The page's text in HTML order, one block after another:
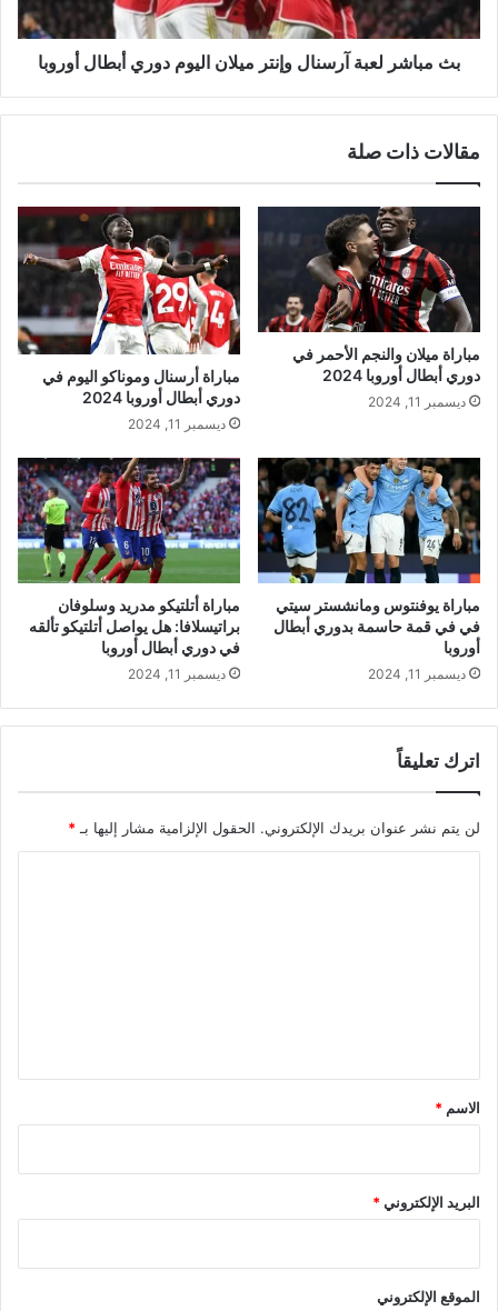
دوري
أبطال
أوروبابث مباشر لعبة آرسنال وإنتر ميلان اليوم دوري أبطال أوروبا
مقالات ذات صلة
مباراة ميلان والنجم الأحمر في
دوري أبطال أوروبا 2024
ديسمبر 11, 2024
مباراة أرسنال وموناكو اليوم في
دوري أبطال أوروبا 2024
ديسمبر 11, 2024
مباراة يوفنتوس ومانشستر سيتي
في في قمة حاسمة بدوري أبطال
أوروبا
ديسمبر 11, 2024
مباراة أتلتيكو مدريد وسلوفان
براتيسلافا: هل يواصل أتلتيكو تألقه
في دوري أبطال أوروبا
ديسمبر 11, 2024
اترك تعليقاً
لن يتم نشر عنوان بريدك الإلكتروني. الحقول الإلزامية مشار إليها بـ *
*
الاسم *
البريد الإلكتروني*
الموقع الإلكتروني